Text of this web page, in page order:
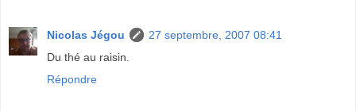
Nicolas Jégou
27 septembre, 2007 08:41
Du thé au raisin.
Répondre